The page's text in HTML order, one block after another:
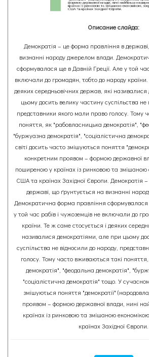
Описание слайда:
Демократія – це форма правління в
визнанні народу джерелом влади.
сформувалася ще в Давній Греції. Але у той
включали до громадян, тобто до народу
деяких середньовічних держав, які
цьому досить велику частину суспільства не
представники якого мали право голосу. Тому
поняття, як "рабовласницька демократія",
"буржуазна демократія", "соціалістична
світі досить часто змішуються поняття
конкретним проявом – формою державної
поширеною у країнах із ринковою та змішаною
США та країнах Західної Європи. Демократія
державі, що ґрунтується на визнанні
Демократична форма правління сформувалася
у той час рабів і чужоземців не включали до
країни. Те ж саме стосується і деяких
називалися демократіями, але при цьому
суспільства не відносили до народу,
голосу. Тому часто вживаються такі
демократія", "феодальна демократія",
"соціалістична демократія" тощо. У
змішуються поняття "демократії"
проявом – формою державної влади, нині
країнах із ринковою та змішаною
країнах Західної Європи.